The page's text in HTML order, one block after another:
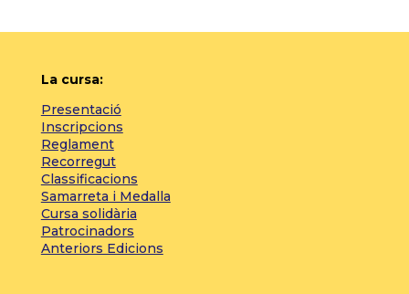
La cursa:
Presentació
Inscripcions
Reglament
Recorregut
Classificacions
Samarreta i Medalla
Cursa solidària
Patrocinadors
Anteriors Edicions